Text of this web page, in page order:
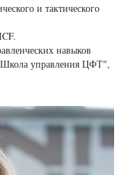
и тактического
навыков
управления ЦФТ",